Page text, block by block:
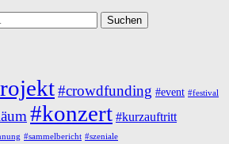
#crowdfunding #event #festival
#konzert #kurzauftritt
#sammelbericht #szeniale